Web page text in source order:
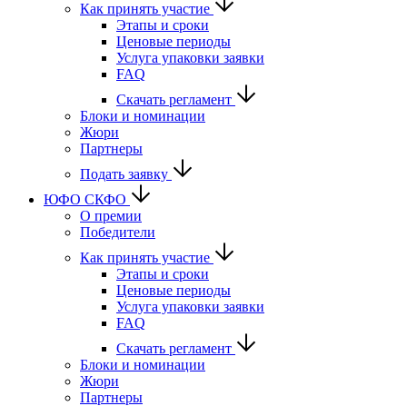
Как принять участие
Этапы и сроки
Ценовые периоды
Услуга упаковки заявки
FAQ
Скачать регламент
Блоки и номинации
Жюри
Партнеры
Подать заявку
ЮФО СКФО
О премии
Победители
Как принять участие
Этапы и сроки
Ценовые периоды
Услуга упаковки заявки
FAQ
Скачать регламент
Блоки и номинации
Жюри
Партнеры